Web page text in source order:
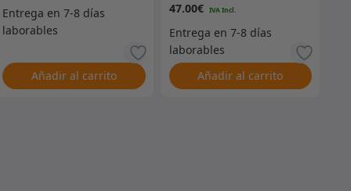
Añadir al carrito
47.00€
Añadir al carrito